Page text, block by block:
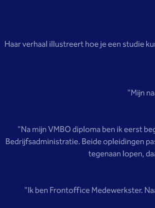
Haar verhaal illustreert hoe je een studie
"Mijn
"Na mijn VMBO diploma ben ik eerst
Bedrijfsadministratie. Beide opleidingen
tegenaan lopen,
"Ik ben Frontoffice Medewerkster.